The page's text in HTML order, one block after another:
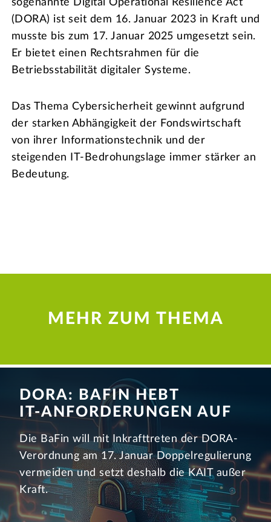
sogenannte Digital Operational Resilience Act
(DORA) ist seit dem 16. Januar 2023 in Kraft und
musste bis zum 17. Januar 2025 umgesetzt sein.
Er bietet einen Rechtsrahmen für die
Betriebsstabilität digitaler Systeme.
Das Thema Cybersicherheit gewinnt aufgrund
der starken Abhängigkeit der Fondswirtschaft
von ihrer Informationstechnik und der
steigenden IT-Bedrohungslage immer stärker an
Bedeutung.
MEHR ZUM THEMA
DORA: BAFIN HEBT
IT-ANFOR­­DERUNGEN AUF
Die BaFin will mit Inkrafttreten der DORA-
Verordnung am 17. Januar Doppelregulierung
vermeiden und setzt deshalb die KAIT außer
Kraft.